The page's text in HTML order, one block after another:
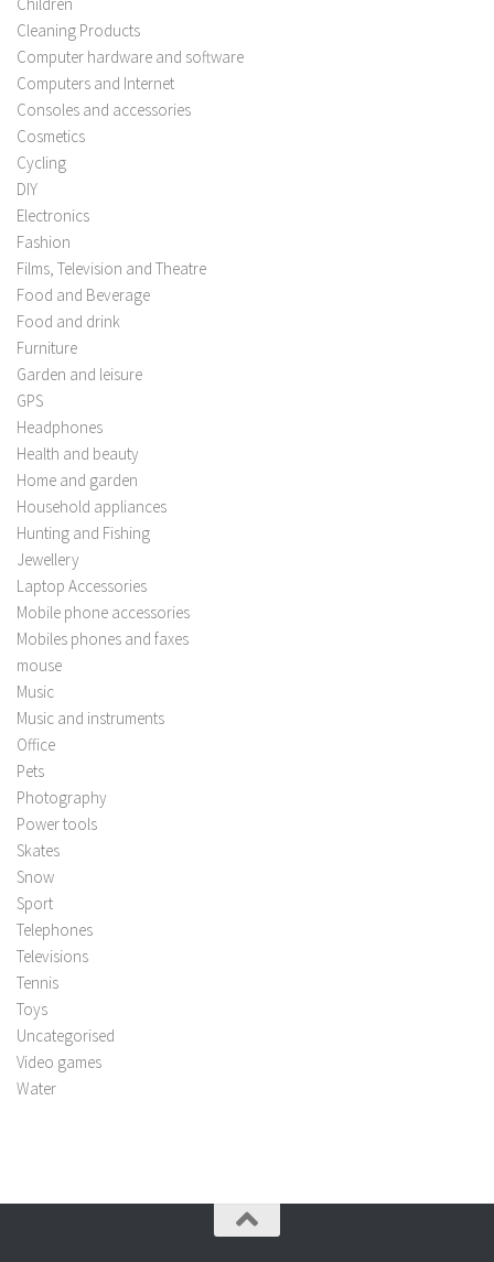
Cleaning Products
Computer hardware and software
Computers and Internet
Consoles and accessories
Cosmetics
Cycling
DIY
Electronics
Fashion
Films, Television and Theatre
Food and Beverage
Food and drink
Furniture
Garden and leisure
GPS
Headphones
Health and beauty
Home and garden
Household appliances
Hunting and Fishing
Jewellery
Laptop Accessories
Mobile phone accessories
Mobiles phones and faxes
mouse
Music
Music and instruments
Office
Pets
Photography
Power tools
Skates
Snow
Sport
Telephones
Televisions
Tennis
Toys
Uncategorised
Video games
Water